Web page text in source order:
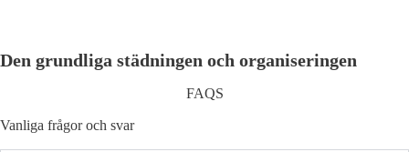
Den grundliga städningen och organiseringen
FAQS
Vanliga frågor och svar